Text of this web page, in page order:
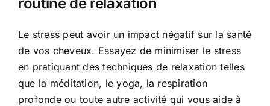
Le stress peut avoir un impact négatif sur la santé
de vos cheveux. Essayez de minimiser le stress
en pratiquant des techniques de relaxation telles
que la méditation, le yoga, la respiration
profonde ou toute autre activité qui vous aide à